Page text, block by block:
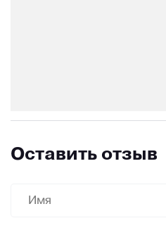
Оставить отзыв